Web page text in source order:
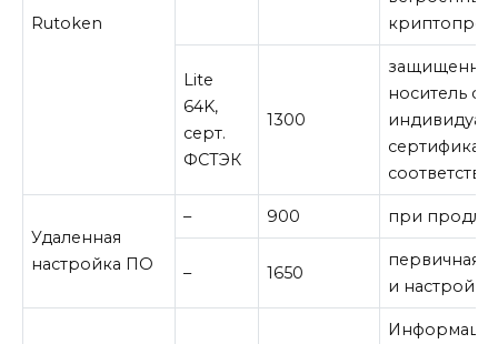
Rutoken
Lite
64K,
серт.
ФСТЭК
1300
носитель с
Удаленная
настройка ПО
– 900 при
– 1650
первичная
и